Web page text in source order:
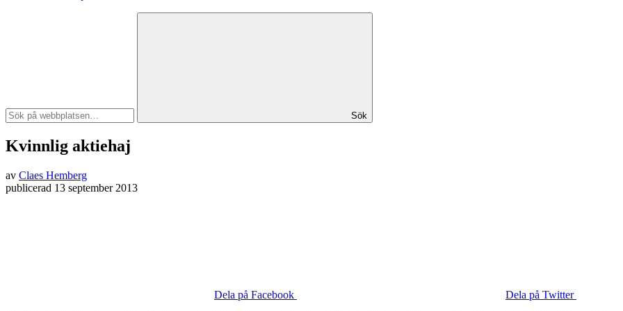
Sök
Kvinnlig aktiehaj
av Claes Hemberg
publicerad 13 september 2013
Dela på Facebook Dela på Twitter